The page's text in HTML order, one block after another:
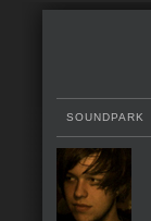
SOUNDPARK